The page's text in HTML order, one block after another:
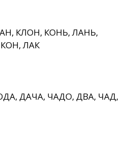
КЛОН, КОНЬ, ЛАНЬ,
ЛАК
ДАЧА, ЧАДО, ДВА, ЧАД,